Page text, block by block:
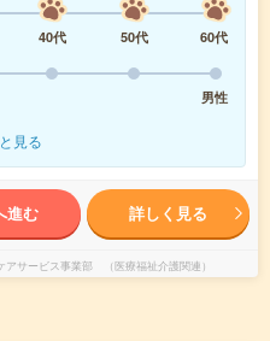
40代 50代
60代
男性
見る
進む 詳しく見る
サービス事業部 （医療福祉介護関連）